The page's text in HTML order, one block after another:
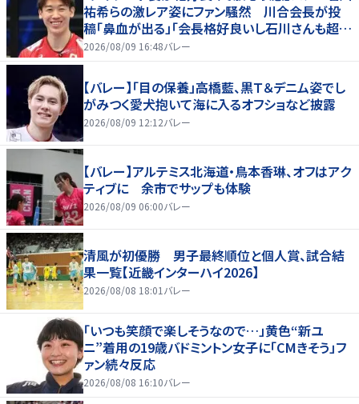
祐希らの激レア姿にファン騒然 川合会長が投
稿「鼻血が出る」「会長格好良いし石川さんも超格
好いい」
2026/08/09 16:48バレー
【バレー】「目の保養」高橋藍、黒Ｔ＆デニム姿でし
がみつく愛犬抱いて海に入るオフショなど披露
2026/08/09 12:12バレー
【バレー】アルテミス北海道・鳥本香琳、オフはアク
ティブに 余市でサップも体験
2026/08/09 06:00バレー
清風が初優勝 男子最終順位と個人賞、試合結
果一覧【近畿インターハイ2026】
2026/08/08 18:01 バレー
「いつも笑顔で楽しそうなので…」黄色“新ユ
ニ”着用の19歳バドミントン女子に「CMきそう」フ
ァン続々反応
2026/08/08 16:10バレー